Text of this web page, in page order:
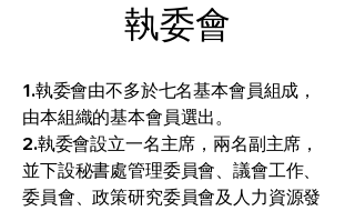
執委會
1.執委會由不多於七名基本會員組成，
由本組織的基本會員選出。
2.執委會設立一名主席，兩名副主席，
並下設秘書處管理委員會、議會工作、
委員會、政策研究委員會及人力資源發